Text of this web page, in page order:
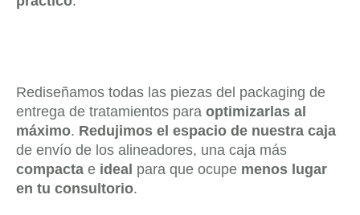
Rediseñamos todas las piezas del packaging de
entrega de tratamientos para optimizarlas al
máximo. Redujimos el espacio de nuestra caja
de envío de los alineadores, una caja más
compacta e ideal para que ocupe menos lugar
en tu consultorio.